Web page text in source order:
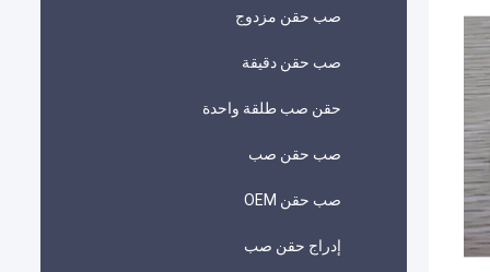
صب حقن مزدوج
صب حقن دقيقة
حقن صب طلقة واحدة
صب حقن صب
صب حقن OEM
إدراج حقن صب